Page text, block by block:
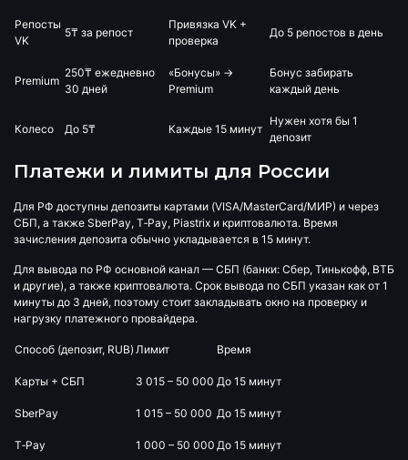
Репосты
VK
5₸ за репост
Привязка VK +
проверка
До 5 репостов в день
Premium
250₸ ежедневно
30 дней
«Бонусы» →
Premium
Бонус забирать
каждый день
Колесо До 5₸ Каждые 15 минут
Нужен хотя бы 1
депозит
Платежи и лимиты для России
Для РФ доступны депозиты картами (VISA/MasterCard/МИР) и через
СБП, а также SberPay, T‑Pay, Piastrix и криптовалюта. Время
зачисления депозита обычно укладывается в 15 минут.
Для вывода по РФ основной канал — СБП (банки: Сбер, Тинькофф, ВТБ
и другие), а также криптовалюта. Срок вывода по СБП указан как от 1
минуты до 3 дней, поэтому стоит закладывать окно на проверку и
нагрузку платежного провайдера.
Способ (депозит, RUB) Лимит Время
Карты + СБП 3 015 – 50 000 До 15 минут
SberPay 1 015 – 50 000 До 15 минут
T‑Pay 1 000 – 50 000 До 15 минут